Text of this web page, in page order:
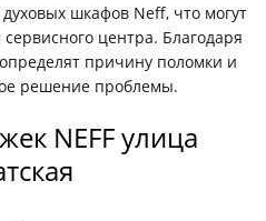
шкафов Neff, что могут
центра. Благодаря
причину поломки и
решение проблемы.
NEFF улица